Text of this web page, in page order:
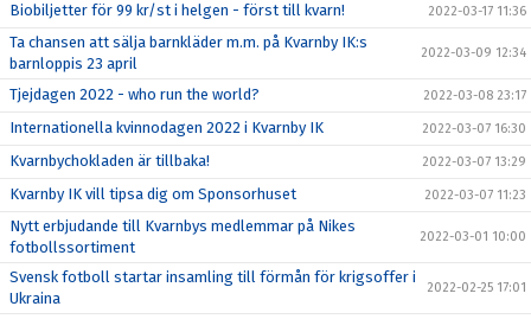
Biobiljetter för 99 kr/st i helgen - först till kvarn! 2022-03-17 11:36
Ta chansen att sälja barnkläder m.m. på Kvarnby IK:s
barnloppis 23 april
2022-03-09 12:34
Tjejdagen 2022 - who run the world? 2022-03-08 23:17
Internationella kvinnodagen 2022 i Kvarnby IK 2022-03-07 16:30
Kvarnbychokladen är tillbaka! 2022-03-07 13:29
Kvarnby IK vill tipsa dig om Sponsorhuset 2022-03-07 11:23
Nytt erbjudande till Kvarnbys medlemmar på Nikes
fotbollssortiment
2022-03-01 10:00
Svensk fotboll startar insamling till förmån för krigsoffer i
Ukraina
2022-02-25 17:01